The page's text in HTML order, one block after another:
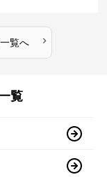
一覧へ ›
覧